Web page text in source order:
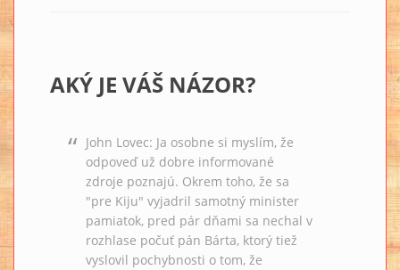
AKÝ JE VÁŠ NÁZOR?
John Lovec: Ja osobne si myslím, že
odpoveď už dobre informované
zdroje poznajú. Okrem toho, že sa
"pre Kiju" vyjadril samotný minister
pamiatok, pred pár dňami sa nechal v
rozhlase počuť pán Bárta, ktorý tiež
vyslovil pochybnosti o tom, že